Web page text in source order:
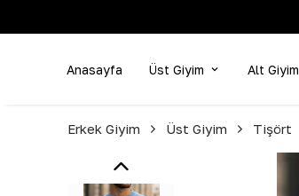
Anasayfa Üst Giyim Alt Giyim
Erkek Giyim Üst Giyim Tişört